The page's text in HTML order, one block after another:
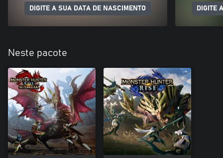
DIGITE A SUA DATA DE NASCIMENTO DIGITE
Neste pacote